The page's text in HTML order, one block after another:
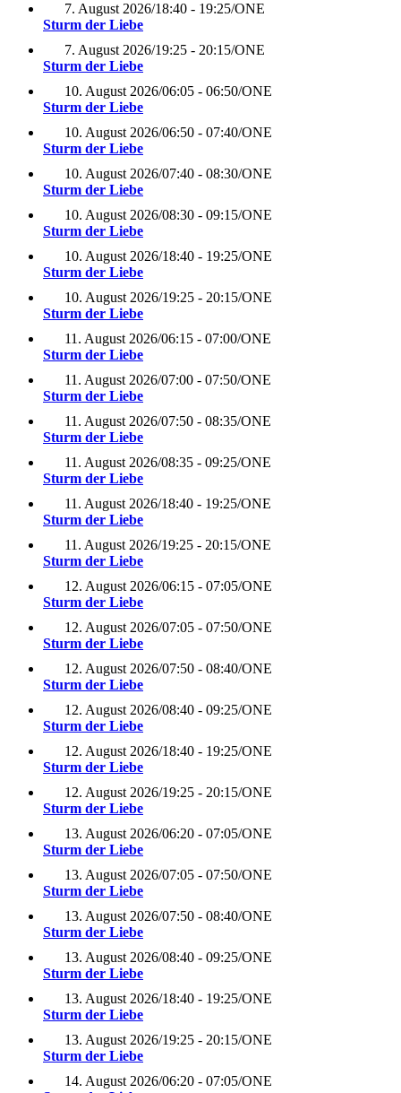
7. August 2026/18:40 - 19:25/ONE
Sturm der Liebe
7. August 2026/19:25 - 20:15/ONE
Sturm der Liebe
10. August 2026/06:05 - 06:50/ONE
Sturm der Liebe
10. August 2026/06:50 - 07:40/ONE
Sturm der Liebe
10. August 2026/07:40 - 08:30/ONE
Sturm der Liebe
10. August 2026/08:30 - 09:15/ONE
Sturm der Liebe
10. August 2026/18:40 - 19:25/ONE
Sturm der Liebe
10. August 2026/19:25 - 20:15/ONE
Sturm der Liebe
11. August 2026/06:15 - 07:00/ONE
Sturm der Liebe
11. August 2026/07:00 - 07:50/ONE
Sturm der Liebe
11. August 2026/07:50 - 08:35/ONE
Sturm der Liebe
11. August 2026/08:35 - 09:25/ONE
Sturm der Liebe
11. August 2026/18:40 - 19:25/ONE
Sturm der Liebe
11. August 2026/19:25 - 20:15/ONE
Sturm der Liebe
12. August 2026/06:15 - 07:05/ONE
Sturm der Liebe
12. August 2026/07:05 - 07:50/ONE
Sturm der Liebe
12. August 2026/07:50 - 08:40/ONE
Sturm der Liebe
12. August 2026/08:40 - 09:25/ONE
Sturm der Liebe
12. August 2026/18:40 - 19:25/ONE
Sturm der Liebe
12. August 2026/19:25 - 20:15/ONE
Sturm der Liebe
13. August 2026/06:20 - 07:05/ONE
Sturm der Liebe
13. August 2026/07:05 - 07:50/ONE
Sturm der Liebe
13. August 2026/07:50 - 08:40/ONE
Sturm der Liebe
13. August 2026/08:40 - 09:25/ONE
Sturm der Liebe
13. August 2026/18:40 - 19:25/ONE
Sturm der Liebe
13. August 2026/19:25 - 20:15/ONE
Sturm der Liebe
14. August 2026/06:20 - 07:05/ONE